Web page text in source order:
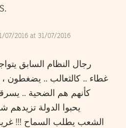
07/2016 at 31/07/2016
رجال النظام السابق
غطاء .. كالثعالب .. يضغطون
كأنهم هم الضحية ..
يحبوا الدولة
الشعب يطلب السماح !!!